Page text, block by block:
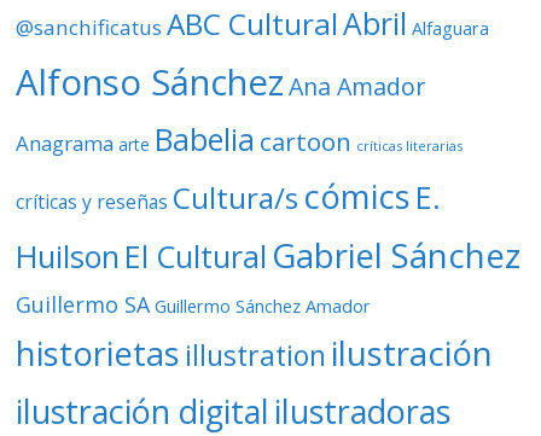
e
@sanchificatus ABC CulturalAbril Alfaguara
Alfonso Sánchez Ana Amador
Anagrama arte Babelia cartoon críticas literarias
críticas y reseñas Cultura/s cómics E.
Huilson El Cultural Gabriel Sánchez
Guillermo SA Guillermo Sánchez Amador
historietas illustration ilustración
ilustración digital ilustradoras